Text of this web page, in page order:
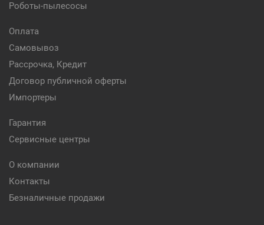
Роботы-пылесосы
Оплата
Самовывоз
Рассрочка, Кредит
Договор публичной оферты
Импортеры
Гарантия
Сервисные центры
О компании
Контакты
Безналичные продажи